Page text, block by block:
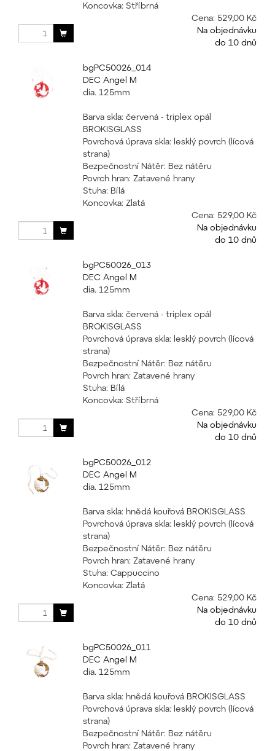
Koncovka: Stříbrná
Cena: 529,00 Kč
Na objednávku
do 10 dnů
bgPC50026_014
DEC Angel M
dia. 125mm
Barva skla: červená - triplex opál
BROKISGLASS
Povrchová úprava skla: lesklý povrch (lícová
strana)
Bezpečnostní Nátěr: Bez nátěru
Povrch hran: Zatavené hrany
Stuha: Bílá
Koncovka: Zlatá
Cena: 529,00 Kč
Na objednávku
do 10 dnů
bgPC50026_013
DEC Angel M
dia. 125mm
Barva skla: červená - triplex opál
BROKISGLASS
Povrchová úprava skla: lesklý povrch (lícová
strana)
Bezpečnostní Nátěr: Bez nátěru
Povrch hran: Zatavené hrany
Stuha: Bílá
Koncovka: Stříbrná
Cena: 529,00 Kč
Na objednávku
do 10 dnů
bgPC50026_012
DEC Angel M
dia. 125mm
Barva skla: hnědá kouřová BROKISGLASS
Povrchová úprava skla: lesklý povrch (lícová
strana)
Bezpečnostní Nátěr: Bez nátěru
Povrch hran: Zatavené hrany
Stuha: Cappuccino
Koncovka: Zlatá
Cena: 529,00 Kč
Na objednávku
do 10 dnů
bgPC50026_011
DEC Angel M
dia. 125mm
Barva skla: hnědá kouřová BROKISGLASS
Povrchová úprava skla: lesklý povrch (lícová
strana)
Bezpečnostní Nátěr: Bez nátěru
Povrch hran: Zatavené hrany